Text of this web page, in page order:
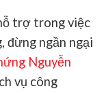
trợ trong việc
đừng ngần ngại
Nguyễn
vụ công